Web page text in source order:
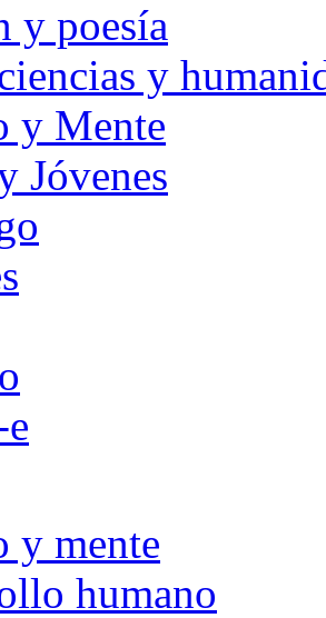
y poesía
y
y Mente
Jóvenes
y mente
humano